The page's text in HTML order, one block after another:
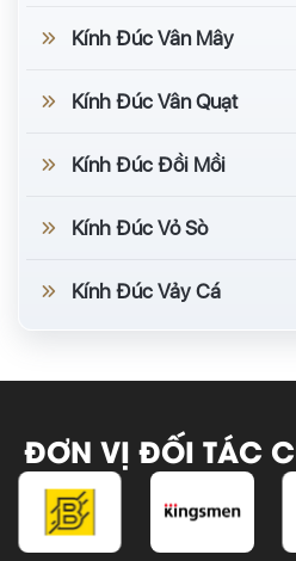
Kính Đúc Vân Mây
Kính Đúc Vân Quạt
Kính Đúc Đồi Mồi
Kính Đúc Vỏ Sò
Kính Đúc Vảy Cá
ĐƠN VỊ ĐỐI TÁC